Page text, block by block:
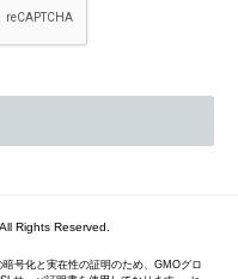
Rights Reserved.
号化と実在性の証明のため、GMOグロ